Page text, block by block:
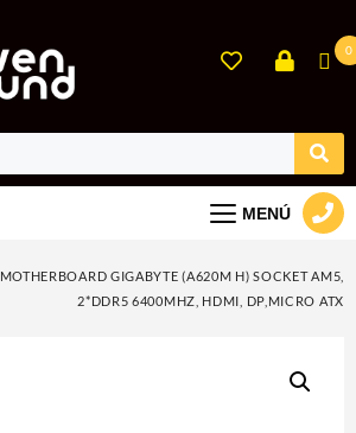
0
MENÚ
MOTHERBOARD GIGABYTE (A620M H) SOCKET AM5,
2*DDR5 6400MHZ, HDMI, DP,MICRO ATX